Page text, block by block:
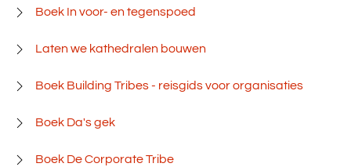
Boek In voor- en tegenspoed
Laten we kathedralen bouwen
Boek Building Tribes - reisgids voor organisaties
Boek Da's gek
Boek De Corporate Tribe